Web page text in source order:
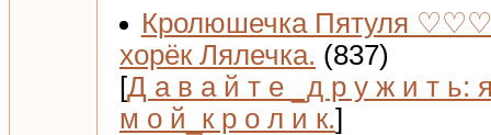
Кролюшечка Пятуля
хорёк Лялечка. (837)
[Д а в а й т е _д р у ж и т ь:
м о й_к р о л и к.]